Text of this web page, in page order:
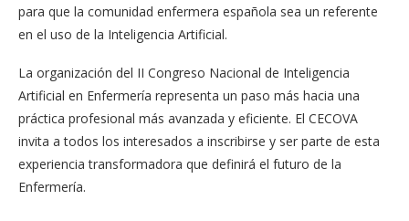
para que la comunidad enfermera española sea un referente
en el uso de la Inteligencia Artificial.
La organización del II Congreso Nacional de Inteligencia
Artificial en Enfermería representa un paso más hacia una
práctica profesional más avanzada y eficiente. El CECOVA
invita a todos los interesados ​​a inscribirse y ser parte de esta
experiencia transformadora que definirá el futuro de la
Enfermería.